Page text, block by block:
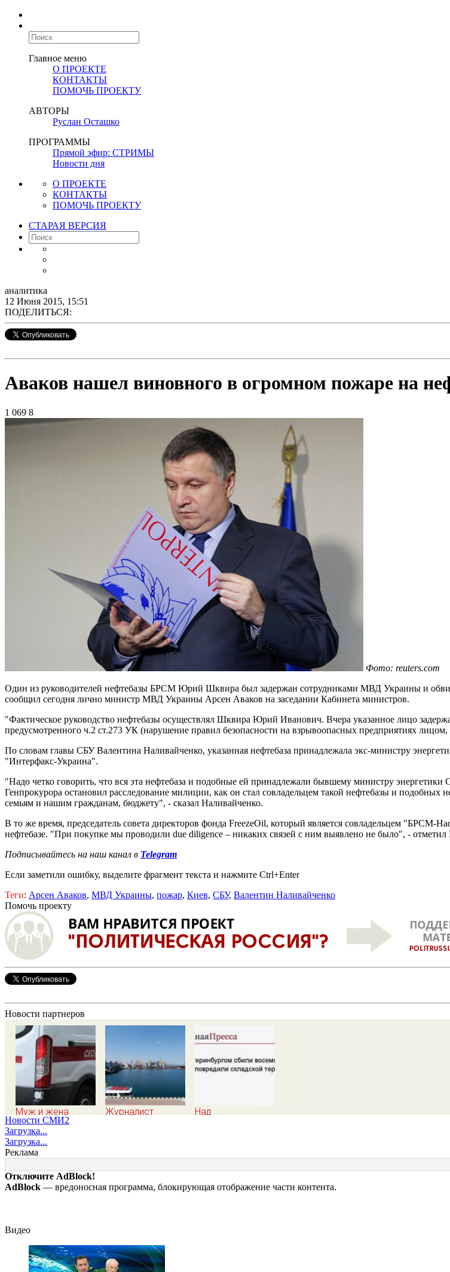
Главное меню
О ПРОЕКТЕ
КОНТАКТЫ
ПОМОЧЬ ПРОЕКТУ
АВТОРЫ
Руслан Осташко
ПРОГРАММЫ
Прямой эфир: СТРИМЫ
Новости дня
О ПРОЕКТЕ
КОНТАКТЫ
ПОМОЧЬ ПРОЕКТУ
СТАРАЯ ВЕРСИЯ
аналитика
12 Июня 2015, 15:51
ПОДЕЛИТЬСЯ:
Аваков нашел виновного в огромном пожаре на
1 069 8
Фото: reuters.com
Один из руководителей нефтебазы БРСМ Юрий Шквира был задержан сотрудниками МВД Украины и
сообщил сегодня лично министр МВД Украины Арсен Аваков на заседании Кабинета министров.
"Фактическое руководство нефтебазы осуществлял Шквира Юрий Иванович. Вчера указанное лицо
предусмотренного ч.2 ст.273 УК (нарушение правил безопасности на взрывоопасных предприятиях лицом,
По словам главы СБУ Валентина Наливайченко, указанная нефтебаза принадлежала экс-министру
"Интерфакс-Украина".
"Надо четко говорить, что вся эта нефтебаза и подобные ей принадлежали бывшему министру
Генпрокурора остановил расследование милиции, как он стал совладельцем такой нефтебазы и
семьям и нашим гражданам, бюджету", - сказал Наливайченко.
В то же время, председатель совета директоров фонда FreezeOil, который является совладельцем "БРСМ-
нефтебазе. "При покупке мы проводили due diligence – никаких связей с ним выявлено не было", -
Подписывайтесь на наш канал в Telegram
Если заметили ошибку, выделите фрагмент текста и нажмите Ctrl+Enter
Теги: Арсен Аваков, МВД Украины, пожар, Киев, СБУ, Валентин Наливайченко
Помочь проекту
Новости партнеров
Муж и жена
попытались
совершить суицид,
предупредив
оперативные
службы
Журналист
катастрофа для
Украины
Над
эвакуированы 800
сотрудников
Wildberries
Новости СМИ2
Загрузка...
Загрузка...
Реклама
Отключите AdBlock!
AdBlock — вредоносная программа, блокирующая отображение части контента.
Видео